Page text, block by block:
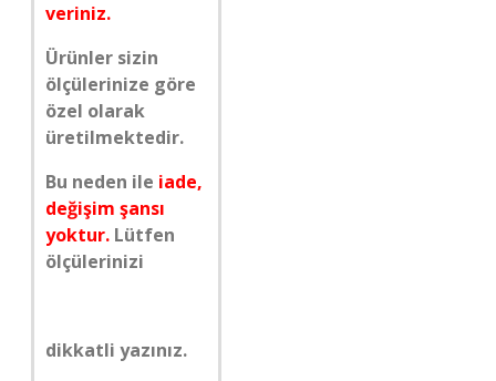
veriniz.
Ürünler sizin
ölçülerinize göre
özel olarak
üretilmektedir.
Bu neden ile iade,
değişim şansı
yoktur. Lütfen
ölçülerinizi
dikkatli yazınız.